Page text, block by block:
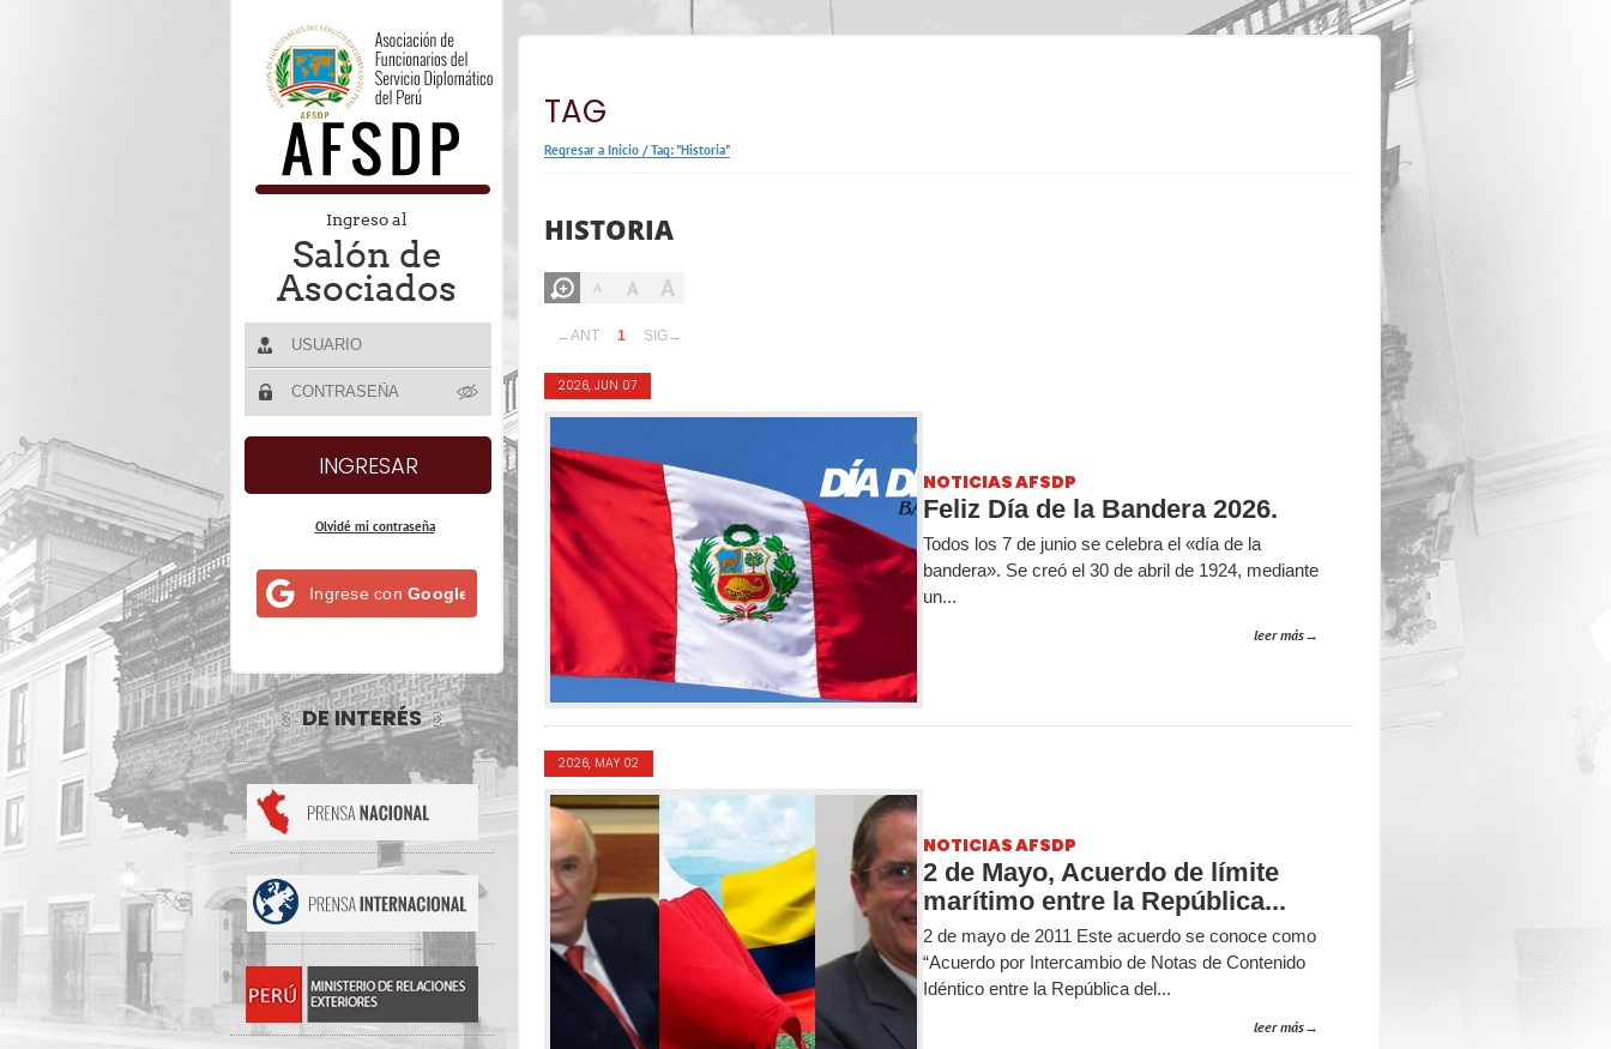
Ingreso al
Salón de
Asociados
Olvidé mi contraseña
Ingrese con Google
DE INTERÉS
TAG
Regresar a Inicio /Tag: "Historia"
HISTORIA
A A A
←ANT 1 SIG→
2026, JUN 07
NOTICIAS AFSDP
Feliz Día de la Bandera 2026.
Todos los 7 de junio se celebra el «día de la
bandera». Se creó el 30 de abril de 1924, mediante
un...
leer más
2026, MAY 02
NOTICIAS AFSDP
2 de Mayo, Acuerdo de límite
marítimo entre la República...
2 de mayo de 2011 Este acuerdo se conoce como
“Acuerdo por Intercambio de Notas de Contenido
Idéntico entre la República del...
leer más